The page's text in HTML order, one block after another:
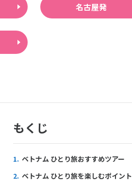
名古屋発
もくじ
1. ベトナム ひとり旅おすすめツアー
2. ベトナム ひとり旅を楽しむポイント